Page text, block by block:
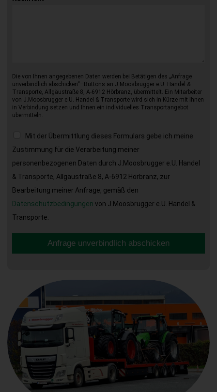
Die von Ihnen angegebenen Daten werden bei Betätigen des „Anfrage
unverbindlich abschicken“–Buttons an J.Moosbrugger e.U. Handel &
Transporte, Allgäustraße 8, A-6912 Hörbranz, übermittelt. Ein Mitarbeiter
von J.Moosbrugger e.U. Handel & Transporte wird sich in Kürze mit Ihnen
in Verbindung setzen und Ihnen ein individuelles Transportangebot
übermitteln.
Mit der Übermittlung dieses Formulars gebe ich meine
Zustimmung für die Verarbeitung meiner
personenbezogenen Daten durch J.Moosbrugger e.U. Handel
& Transporte, Allgäustraße 8, A-6912 Hörbranz, zur
Bearbeitung meiner Anfrage, gemäß den
Datenschutzbedingungen von J.Moosbrugger e.U. Handel &
Transporte.
Anfrage unverbindlich abschicken